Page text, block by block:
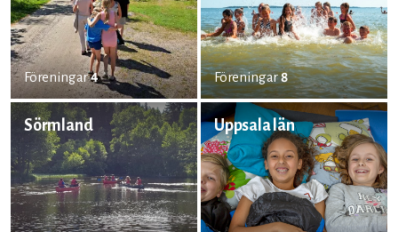
Föreningar4 Föreningar8
Sörmland Uppsala län